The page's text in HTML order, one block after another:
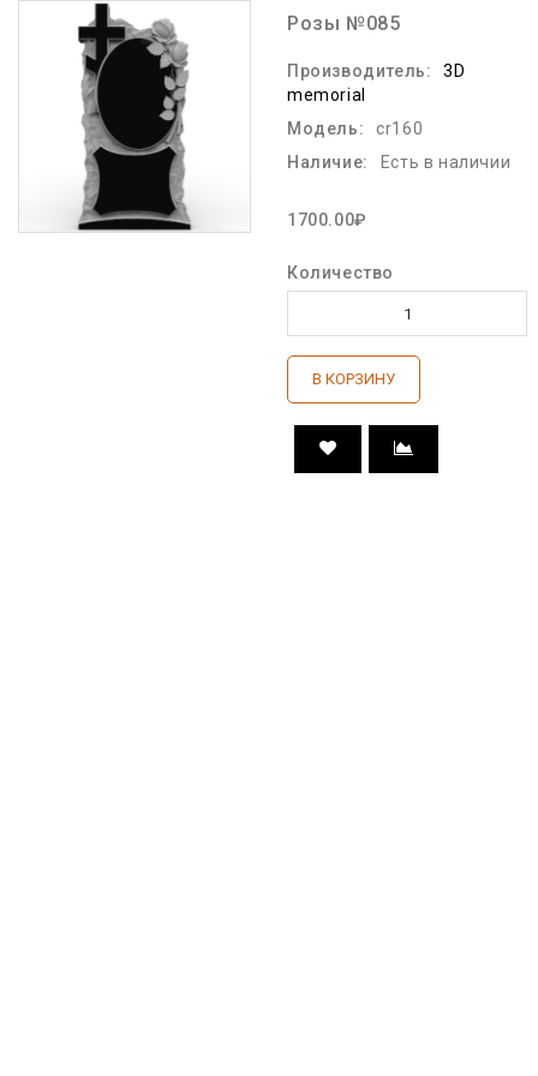
Розы №085
Производитель:
3D
memorial
Модель:
cr160
Наличие:
Есть в наличии
1700.00₽
Количество
В КОРЗИНУ